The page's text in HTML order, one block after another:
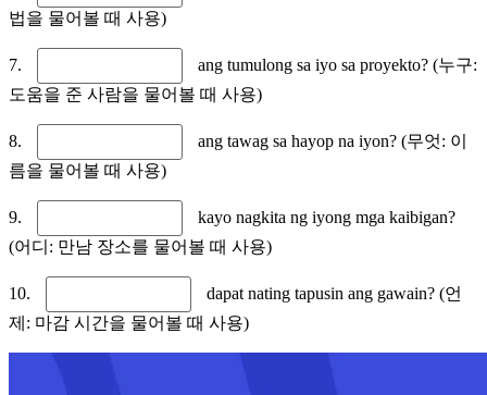
법을 물어볼 때 사용)
7.
ang tumulong sa iyo sa proyekto? (누구:
도움을 준 사람을 물어볼 때 사용)
8.
ang tawag sa hayop na iyon? (무엇: 이
름을 물어볼 때 사용)
9.
kayo nagkita ng iyong mga kaibigan?
(어디: 만남 장소를 물어볼 때 사용)
10.
dapat nating tapusin ang gawain? (언
제: 마감 시간을 물어볼 때 사용)